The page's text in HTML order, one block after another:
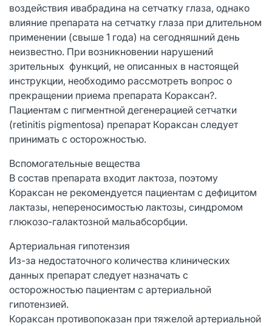
воздействия ивабрадина на сетчатку глаза, однако
влияние препарата на сетчатку глаза при длительном
применении (свыше 1 года) на сегодняшний день
неизвестно. При возникновении нарушений
зрительных функций, не описанных в настоящей
инструкции, необходимо рассмотреть вопрос о
прекращении приема препарата Кораксан?.
Пациентам с пигментной дегенерацией сетчатки
(retinitis pigmentosa) препарат Кораксан следует
принимать с осторожностью.
Вспомогательные вещества
В состав препарата входит лактоза, поэтому
Кораксан не рекомендуется пациентам с дефицитом
лактазы, непереносимостью лактозы, синдромом
глюкозо-галактозной мальабсорбции.
Артериальная гипотензия
Из-за недостаточного количества клинических
данных препарат следует назначать с
осторожностью пациентам с артериальной
гипотензией.
Кораксан противопоказан при тяжелой артериальной